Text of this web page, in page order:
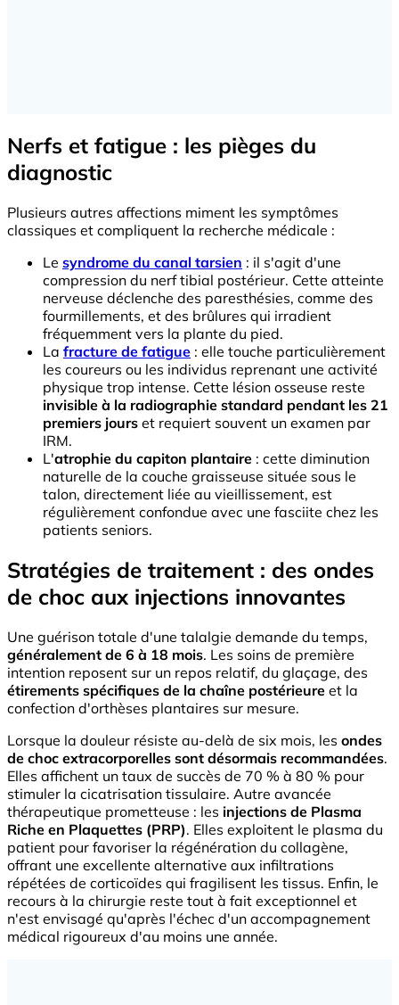
Nerfs et fatigue : les pièges du
diagnostic
Plusieurs autres affections miment les symptômes
classiques et compliquent la recherche médicale :
Le syndrome du canal tarsien : il s'agit d'une
compression du nerf tibial postérieur. Cette atteinte
nerveuse déclenche des paresthésies, comme des
fourmillements, et des brûlures qui irradient
fréquemment vers la plante du pied.
La fracture de fatigue : elle touche particulièrement
les coureurs ou les individus reprenant une activité
physique trop intense. Cette lésion osseuse reste
invisible à la radiographie standard pendant les 21
premiers jours et requiert souvent un examen par
IRM.
L'atrophie du capiton plantaire : cette diminution
naturelle de la couche graisseuse située sous le
talon, directement liée au vieillissement, est
régulièrement confondue avec une fasciite chez les
patients seniors.
Stratégies de traitement : des ondes
de choc aux injections innovantes
Une guérison totale d'une talalgie demande du temps,
généralement de 6 à 18 mois. Les soins de première
intention reposent sur un repos relatif, du glaçage, des
étirements spécifiques de la chaîne postérieure et la
confection d'orthèses plantaires sur mesure.
Lorsque la douleur résiste au-delà de six mois, les ondes
de choc extracorporelles sont désormais recommandées.
Elles affichent un taux de succès de 70 % à 80 % pour
stimuler la cicatrisation tissulaire. Autre avancée
thérapeutique prometteuse : les injections de Plasma
Riche en Plaquettes (PRP). Elles exploitent le plasma du
patient pour favoriser la régénération du collagène,
offrant une excellente alternative aux infiltrations
répétées de corticoïdes qui fragilisent les tissus. Enfin, le
recours à la chirurgie reste tout à fait exceptionnel et
n'est envisagé qu'après l'échec d'un accompagnement
médical rigoureux d'au moins une année.